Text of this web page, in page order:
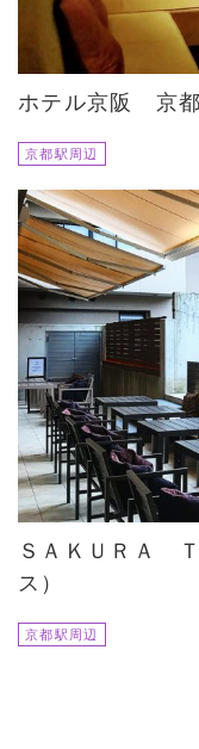
ホテル京阪 京
京都駅周辺
ＳＡＫＵＲＡ
ス）
京都駅周辺